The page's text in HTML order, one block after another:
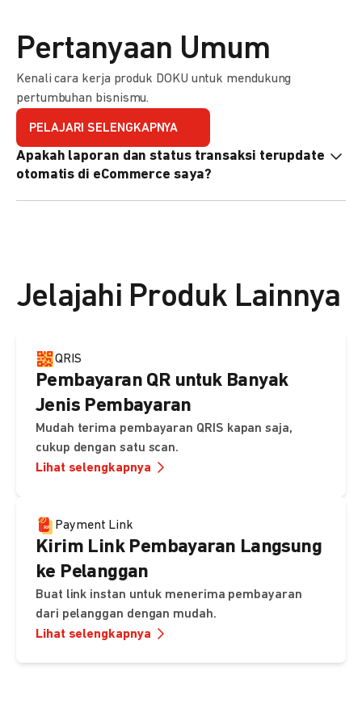
Pertanyaan Umum
Kenali cara kerja produk DOKU untuk mendukung
pertumbuhan bisnismu.
PELAJARI SELENGKAPNYA
Apakah laporan dan status transaksi terupdate
otomatis di eCommerce saya?
Jelajahi Produk Lainnya
QRIS
Pembayaran QR untuk Banyak
Jenis Pembayaran
Mudah terima pembayaran QRIS kapan saja,
cukup dengan satu scan.
Lihat selengkapnya
Payment Link
Kirim Link Pembayaran Langsung
ke Pelanggan
Buat link instan untuk menerima pembayaran
dari pelanggan dengan mudah.
Lihat selengkapnya